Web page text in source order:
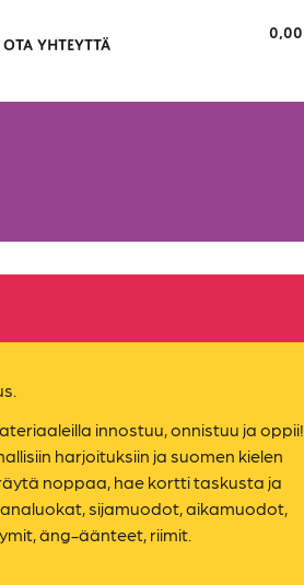
OTA YHTEYTTÄ
0,00
innostuu, onnistuu ja oppii!
harjoituksiin ja suomen kielen
noppaa, hae kortti taskusta ja
sijamuodot, aikamuodot,
äng-äänteet, riimit.